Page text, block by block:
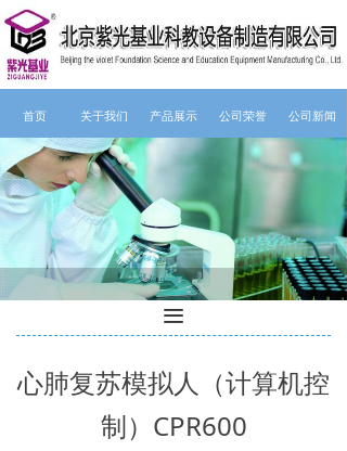
心肺复苏模拟人（计算机控
制）CPR600
끀
首页 关于我们 产品展示 公司荣誉 公司新闻